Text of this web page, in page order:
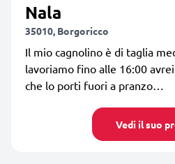
Nala
35010, Borgoricco
Il mio cagnolino è di taglia
lavoriamo fino alle 16:00
che lo porti fuori a pranzo…
Vedi il suo